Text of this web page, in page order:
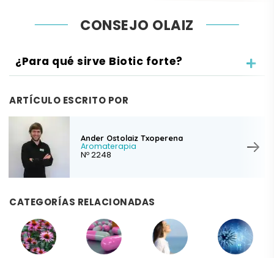
CONSEJO OLAIZ
¿Para qué sirve Biotic forte?
ARTÍCULO ESCRITO POR
Ander Ostolaiz Txoperena
Aromaterapia
Nº 2248
CATEGORÍAS RELACIONADAS